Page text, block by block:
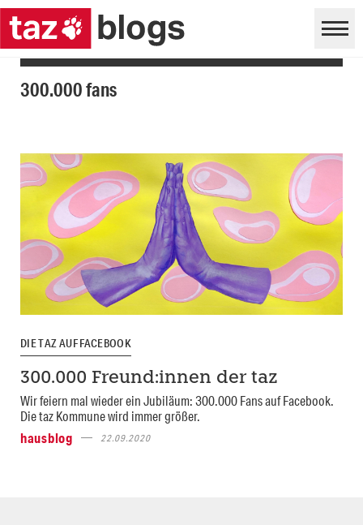
300.000 fans
DIE TAZ AUF FACEBOOK
300.000 Freund:innen der taz
Wir feiern mal wieder ein Jubiläum: 300.000 Fans auf Facebook.
Die taz Kommune wird immer größer.
hausblog
22.09.2020